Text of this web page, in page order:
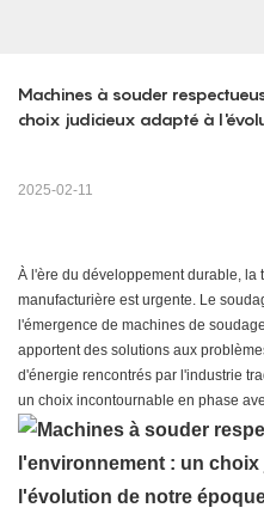
Machines à souder
choix judicieux adapté à
2025-02-11
À l'ère du développement durable,
manufacturière est urgente. Le
l'émergence de machines de
apportent des solutions aux
d'énergie rencontrés par l'industrie
un choix incontournable en phase